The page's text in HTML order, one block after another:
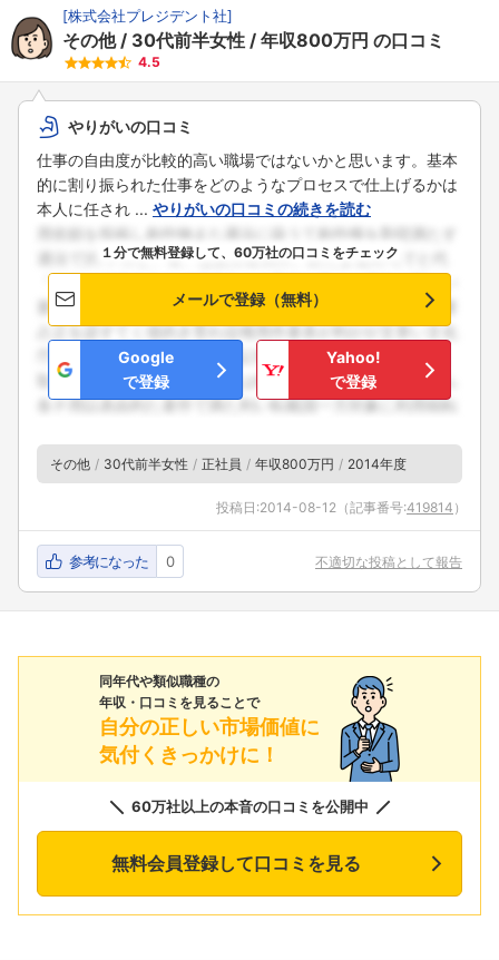
[株式会社プレジデント社]
その他 30代前半女性 年収800万円 の口コミ
4.5
やりがいの口コミ
仕事の自由度が比較的高い職場ではないかと思います。基本
的に割り振られた仕事をどのようなプロセスで仕上げるかは
本人に任され ... やりがいの口コミの続きを読む
１分で無料登録して、60万社の口コミをチェック
メールで登録（無料）
Google
で登録
Yahoo!
で登録
その他 30代前半女性 正社員 年収800万円 2014年度
投稿日:2014-08-12 （記事番号:419814 ）
参考になった 0 不適切な投稿として報告
同年代や類似職種の
年収・口コミを見ることで
自分の正しい市場価値に
気付くきっかけに！
60万社以上の本音の口コミを公開中
無料会員登録して口コミを見る